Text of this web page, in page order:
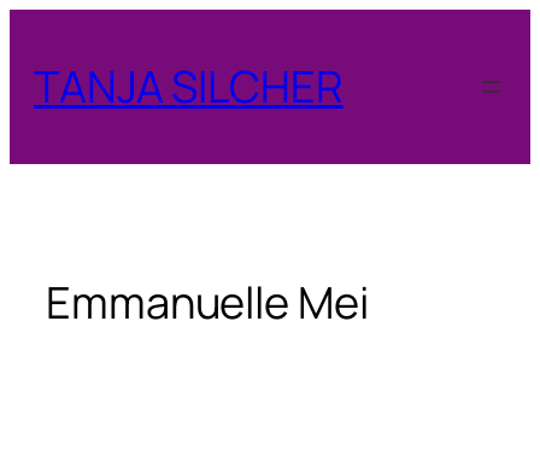
springen
TANJA SILCHER
Emmanuelle Mei